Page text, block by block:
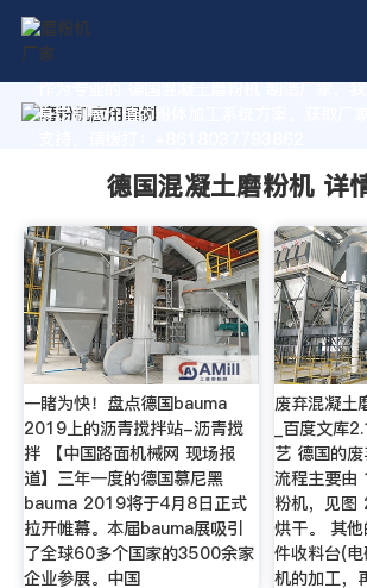
作为专业的 德国混凝土磨粉机 制造厂家，
身定制高价值的粉体加工系统方案。获取厂
德国混凝土磨粉机 详
一睹为快！盘点德国bauma
2019上的沥青搅拌站-沥青搅
拌 【中国路面机械网 现场报
道】三年一度的德国慕尼黑
bauma 2019将于4月8日正式
拉开帷幕。本届bauma展吸引
了全球60多个国家的3500余家
企业参展。中国
废弃混凝土
_百度文库
艺 德国的
流程主要由
粉机，见图
烘干。 其
件收料台(
机的加工，